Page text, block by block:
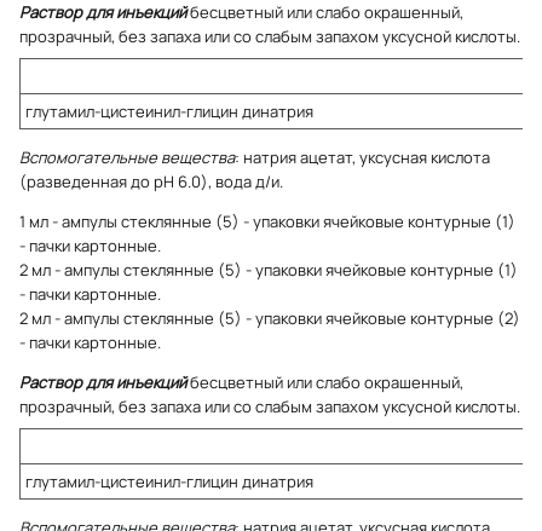
Раствор для инъекцийбесцветный или слабо окрашенный,
прозрачный, без запаха или со слабым запахом уксусной кислоты.
глутамил-цистеинил-глицин динатрия
Вспомогательные вещества: натрия ацетат, уксусная кислота
(разведенная до pH 6.0), вода д/и.
1 мл - ампулы стеклянные (5) - упаковки ячейковые контурные (1)
- пачки картонные.
2 мл - ампулы стеклянные (5) - упаковки ячейковые контурные (1)
- пачки картонные.
2 мл - ампулы стеклянные (5) - упаковки ячейковые контурные (2)
- пачки картонные.
Раствор для инъекцийбесцветный или слабо окрашенный,
прозрачный, без запаха или со слабым запахом уксусной кислоты.
глутамил-цистеинил-глицин динатрия